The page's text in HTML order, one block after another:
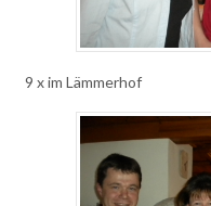
9 x im Lämmerhof